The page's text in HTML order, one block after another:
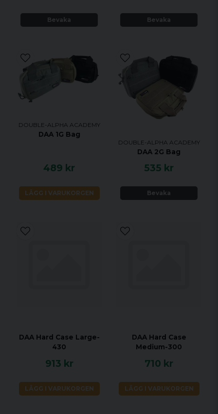
Bevaka Bevaka
DOUBLE-ALPHA ACADEMY
DAA 1G Bag
489 kr
LÄGG I VARUKORGEN
DOUBLE-ALPHA ACADEMY
DAA 2G Bag
535 kr
Bevaka
DAA Hard Case Large-
430
913 kr
LÄGG I VARUKORGEN
DAA Hard Case
Medium-300
710 kr
LÄGG I VARUKORGEN
Finns i svart eller orange färg
Inre dimensioner:500 x 350 x H 194 (136+58) mm
Vikt: